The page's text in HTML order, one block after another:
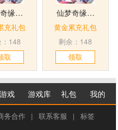
仙梦奇缘竖版
充礼包
148
取
仙梦奇缘竖版
黄金累充礼包
剩余：148
领取
戏 游戏库 礼包 我的
务合作 | 联系客服 | 标签